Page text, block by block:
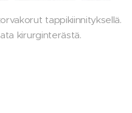
tappikiinnityksellä.
kirurginterästä.